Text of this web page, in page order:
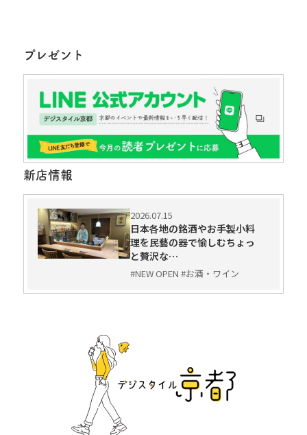
プレゼント
新店情報
2026.07.15
日本各地の銘酒やお手製小料
理を民藝の器で愉しむちょっ
と贅沢な…
#NEW OPEN #お酒・ワイン